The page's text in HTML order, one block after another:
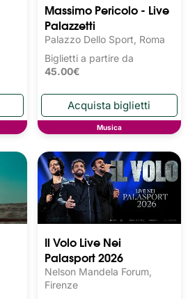
Massimo Pericolo - Live
Palazzetti
Palazzo Dello Sport, Roma
Biglietti a partire da
45.00€
Musica
Il Volo Live Nei
Palasport 2026
Nelson Mandela Forum,
Firenze